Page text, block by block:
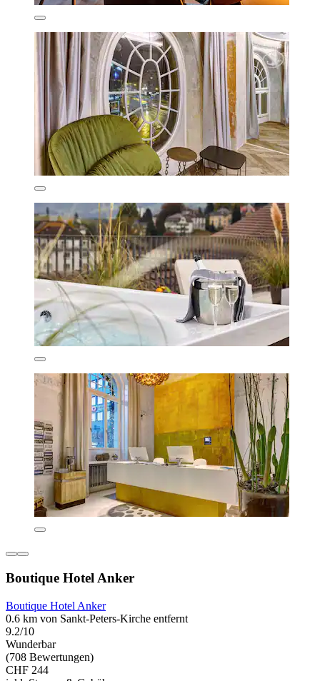
Boutique Hotel Anker
Boutique Hotel Anker
0.6 km von Sankt-Peters-Kirche entfernt
9.2/10
Wunderbar
(708 Bewertungen)
CHF 244